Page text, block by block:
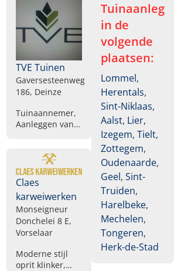
TVE Tuinen
Gaversesteenweg
186, Deinze
Tuinaannemer,
Aanleggen van
terrassen,
Aanleggen van
gazon,
Tuinafsluitingen
plaatsen,
Automatisering
van poorten,
Totaalaanleg
Aanplantingen
Claes
karweiwerken
Monseigneur
Donchelei 8 E,
Vorselaar
Moderne stijl
oprit klinker,
Tuinaanleg
in de
volgende
plaatsen:
Lommel,
Herentals,
Sint-Niklaas,
Aalst, Lier,
Izegem, Tielt,
Zottegem,
Oudenaarde,
Geel, Sint-
Truiden,
Harelbeke,
Mechelen,
Tongeren,
Herk-de-Stad